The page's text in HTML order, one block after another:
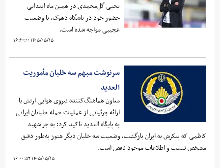
یحیی گل‌محمدی در همین ماه ابتدایی
حضور خود در باشگاه دهوک، با وضعیت
عجیبی مواجه شده است.
۱۴۰۵/۰۵/۱۵ ۱۶:۲۰:۰۰
سرنوشت مبهم سه خلبان مأموریت
العدید
معاون هماهنگ‌کننده نیروی هوایی ارتش با
ارائه جزئیاتی از عملیات حمله خلبانان ایرانی
به پایگاه العدید تاکید کرد: به جز شهید
کاظمی که پیکرش به ایران بازگشت، وضعیت سه خلبان دیگر هنوز به‌طور دقیق
مشخص نیست و اطلاعات موجود ناقص است.
۱۴۰۵/۰۵/۱۵ ۱۶:۰۰:۵۲